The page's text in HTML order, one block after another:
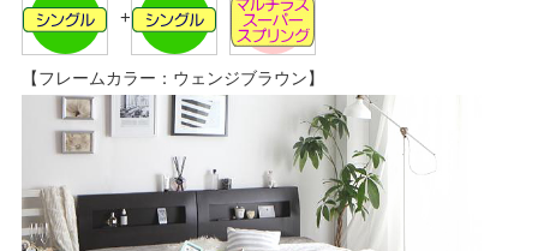
+
【フレームカラー：ウェンジブラウン】